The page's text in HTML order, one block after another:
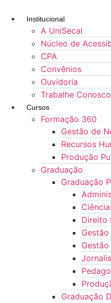
para
conteúdo
Institucional
A UniSecal
Núcleo de
CPA
Convênios
Ouvidoria
Trabalhe Conosco
Cursos
Formação 360
Gestão de
Recursos
Produção
Graduação
Graduação
Direito
Graduação